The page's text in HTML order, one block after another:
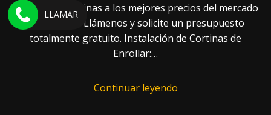
Instalamos cortinas a los mejores precios del mercado
094 970 715 Llámenos y solicite un presupuesto
totalmente gratuito. Instalación de Cortinas de
Enrollar:…
Continuar leyendo
LLAMAR